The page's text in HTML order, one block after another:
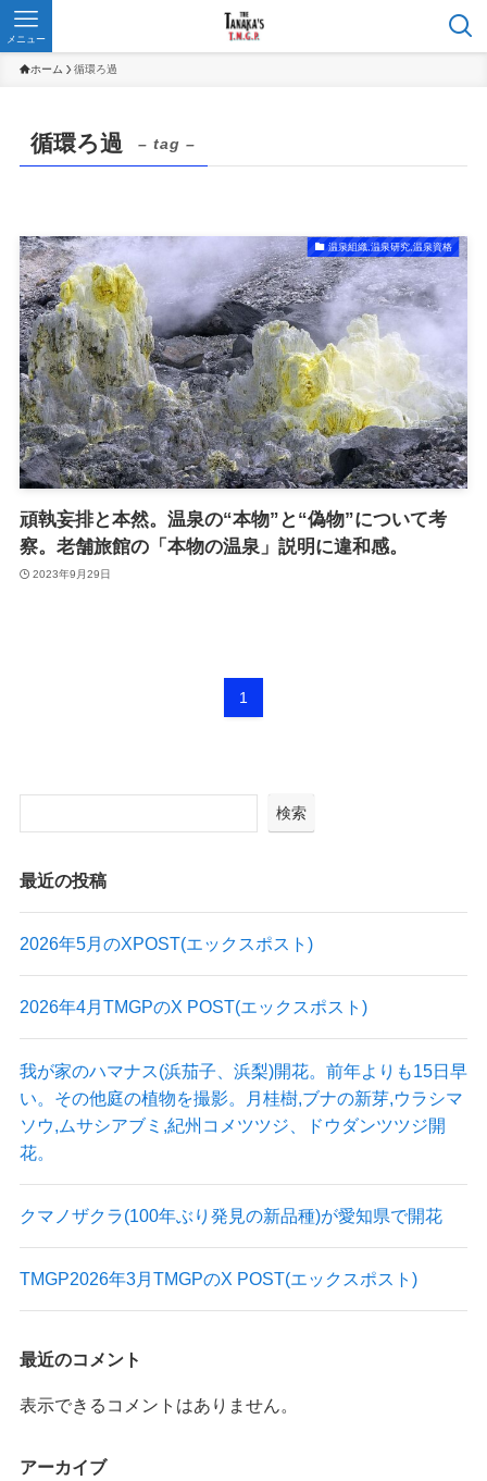
メニュー
ホーム 循環ろ過
循環ろ過 – tag –
温泉組織,温泉研究,温泉資格
頑執妄排と本然。温泉の“本物”と“偽物”について考
察。老舗旅館の「本物の温泉」説明に違和感。
2023年9月29日
1
検索
最近の投稿
2026年5月のXPOST(エックスポスト)
2026年4月TMGPのX POST(エックスポスト)
我が家のハマナス(浜茄子、浜梨)開花。前年よりも15日早
い。その他庭の植物を撮影。月桂樹,ブナの新芽,ウラシマ
ソウ,ムサシアブミ,紀州コメツツジ、ドウダンツツジ開
花。
クマノザクラ(100年ぶり発見の新品種)が愛知県で開花
TMGP2026年3月TMGPのX POST(エックスポスト)
最近のコメント
表示できるコメントはありません。
アーカイブ